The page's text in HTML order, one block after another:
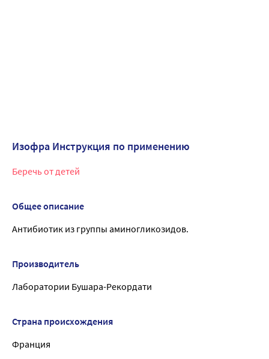
Изофра Инструкция по применению
Беречь от детей
Общее описание
Антибиотик из группы аминогликозидов.
Производитель
Лаборатории Бушара-Рекордати
Страна происхождения
Франция